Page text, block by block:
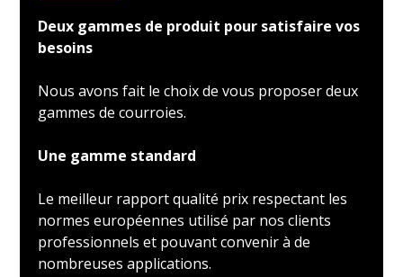
Deux gammes de produit pour satisfaire vos
besoins
Nous avons fait le choix de vous proposer deux
gammes de courroies.
Une gamme standard
Le meilleur rapport qualité prix respectant les
normes européennes utilisé par nos clients
professionnels et pouvant convenir à de
nombreuses applications.